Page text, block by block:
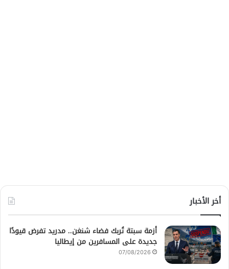
أخر الأخبار
أزمة سبتة تُربك فضاء شنغن.. مدريد تفرض قيودًا
جديدة على المسافرين من إيطاليا
07/08/2026